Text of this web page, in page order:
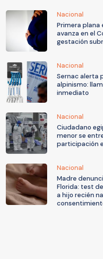
Nacional
Primera plana
avanza en el
gestación
Nacional
Sernac alerta
alpinismo:
inmediato
Nacional
Ciudadano
menor se
participación
Nacional
Madre
Florida: test
a hijo recién